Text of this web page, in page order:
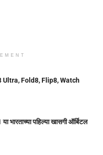
Ultra, Fold8, Flip8, Watch
भारताच्या पहिल्या खासगी ऑर्बिटल